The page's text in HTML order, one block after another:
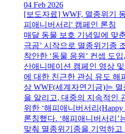
04 Feb 2026
[보도자료] WWF, 멸종위기
피애니버서리' 캠페인 론칭
매달 동물 보호 기념일에 맞
극곰’ 시작으로 멸종위기종
착안한 ‘동물 응원’ 컨셉 도
산애니메이션 캠페인 영상
에 대한 친근한 관심 유도 해
상 WWF(세계자연기금)는
을 알리고, 대중의 지속적인
위한 ‘해피애니버서리
론칭했다. ‘해피애니버서리’
맞춰 멸종위기종을 기억하고